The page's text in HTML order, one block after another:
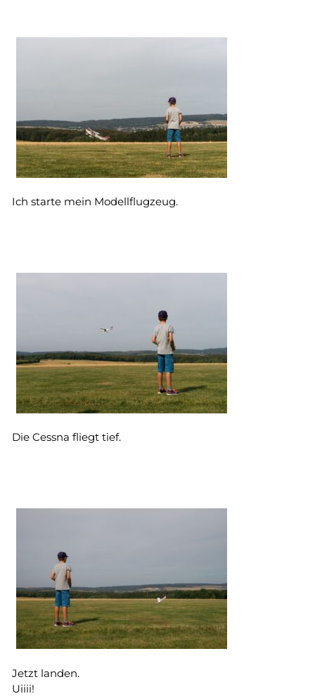
Ich starte mein Modellflugzeug.
Die Cessna fliegt tief.
Jetzt landen.
Uiiii!